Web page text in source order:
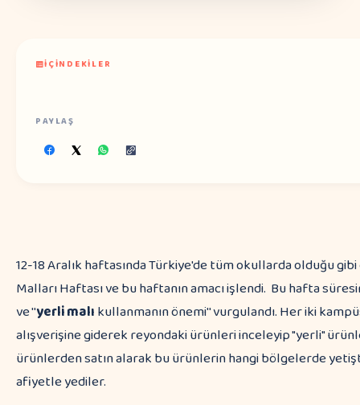
İÇINDEKILER
PAYLAŞ
12-18 Aralık haftasında Türkiye'de tüm okullarda olduğu
Malları Haftası ve bu haftanın amacı işlendi. Bu hafta
ve ''yerli malıkullanmanın önemi'' vurgulandı. Her iki
alışverişine giderek reyondaki ürünleri inceleyip "yerli"
ürünlerden satın alarak bu ürünlerin hangi bölgelerde
afiyetle yediler.